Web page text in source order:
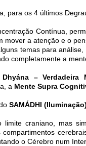
para os 4 últimos
Contínua,
mover a atenção e o
temas para
completamente a
Dhyána – Verdadeira
a Mente Supra
SAMÁDHI (Iluminação)
craniano, mas
o Cérebro num